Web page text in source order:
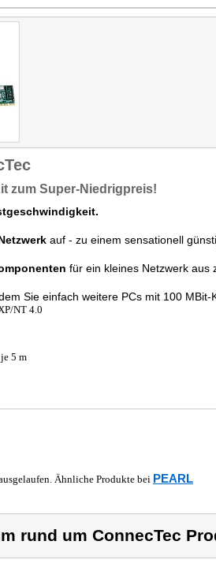
zum Super-Niedrigpreis!
auf - zu einem sensationell
für ein kleines Netzwerk aus
Sie einfach weitere PCs mit 100
NT 4.0
5 m
Ähnliche Produkte bei PEARL
rund um ConnecTec